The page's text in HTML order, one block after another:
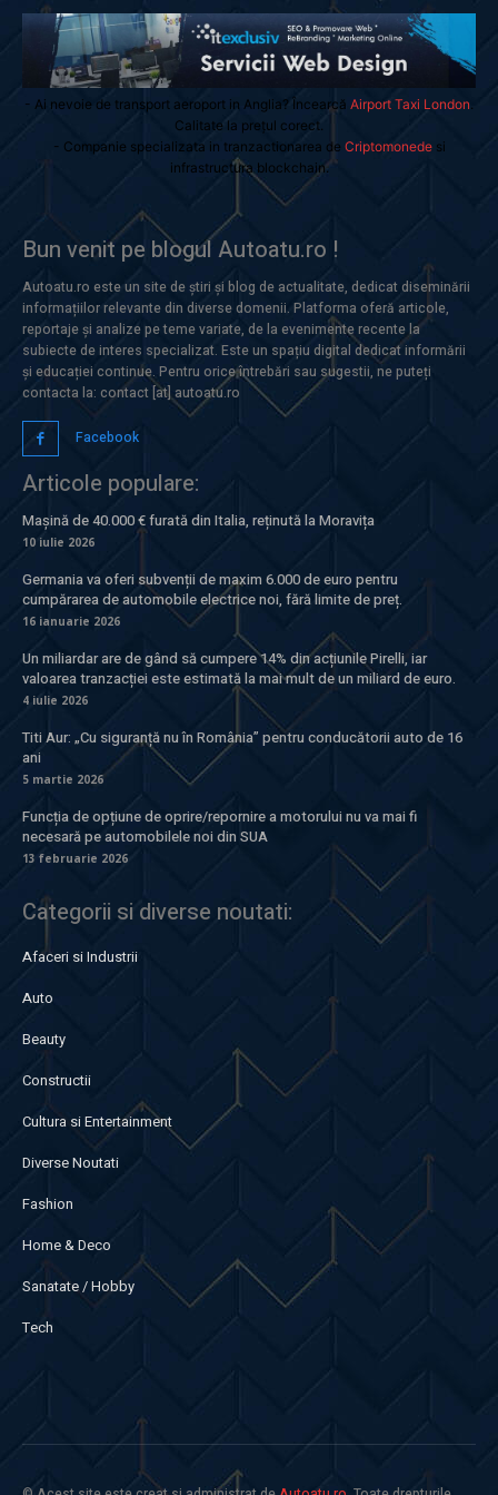
- Ai nevoie de transport aeroport in Anglia? Încearcă Airport Taxi London
Calitate la prețul corect.
- Companie specializata in tranzactionarea de Criptomonedesi
infrastructura blockchain.
Bun venit pe blogul Autoatu.ro !
Autoatu.ro este un site de știri și blog de actualitate, dedicat diseminării
informațiilor relevante din diverse domenii. Platforma oferă articole,
reportaje și analize pe teme variate, de la evenimente recente la
subiecte de interes specializat. Este un spațiu digital dedicat informării
și educației continue. Pentru orice întrebări sau sugestii, ne puteți
contacta la: contact [at] autoatu.ro
Facebook
Articole populare:
Mașină de 40.000 € furată din Italia, reținută la Moravița
10 iulie 2026
Germania va oferi subvenții de maxim 6.000 de euro pentru
cumpărarea de automobile electrice noi, fără limite de preț.
16 ianuarie 2026
Un miliardar are de gând să cumpere 14% din acțiunile Pirelli, iar
valoarea tranzacției este estimată la mai mult de un miliard de euro.
4 iulie 2026
Titi Aur: „Cu siguranță nu în România” pentru conducătorii auto de 16
ani
5 martie 2026
Funcția de opțiune de oprire/repornire a motorului nu va mai fi
necesară pe automobilele noi din SUA
13 februarie 2026
Categorii si diverse noutati:
Afaceri si Industrii
Auto
Beauty
Constructii
Cultura si Entertainment
Diverse Noutati
Fashion
Home & Deco
Sanatate / Hobby
Tech